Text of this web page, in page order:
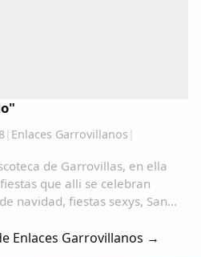
| Enlaces Garrovillanos |
de Garrovillas, en ella
que alli se celebran
navidad, fiestas sexys, San
Enlaces Garrovillanos →